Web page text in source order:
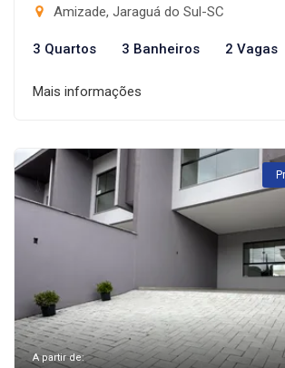
Amizade, Jaraguá do Sul-SC
3 Quartos 3 Banheiros 2 Vagas
Mais informações
A partir de: